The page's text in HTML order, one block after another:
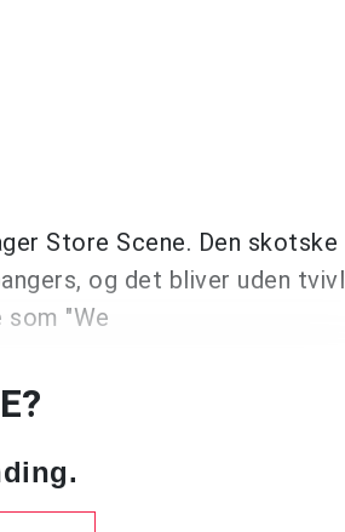
Store Scene. Den
og det bliver uden
"We